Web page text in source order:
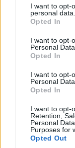
not limited to your
grant or deny
use your data for
consent section.
I want to opt-
personal data.
Opted In
I want to opt-
Personal Data.
Opted In
I want to opt-
Personal
Opted In
I want to opt-
Retention,
Personal
Purposes for
Opted Out
Η Βόρεια
διασυνδέσεων
Ελλάδα όσο
συνδέσεις
επιπλέον
αποτελεί τη
εκθέτοντάς